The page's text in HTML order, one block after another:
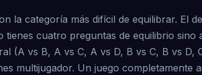
la categoría más difícil de equilibrar. El
cuatro preguntas de equilibrio sino
(A vs B, A vs C, A vs D, B vs C, B vs D,
multijugador. Un juego completamente